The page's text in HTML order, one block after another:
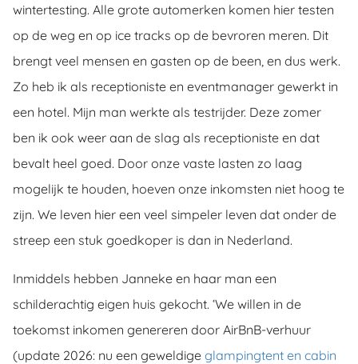
wintertesting. Alle grote automerken komen hier testen
op de weg en op ice tracks op de bevroren meren. Dit
brengt veel mensen en gasten op de been, en dus werk.
Zo heb ik als receptioniste en eventmanager gewerkt in
een hotel. Mijn man werkte als testrijder. Deze zomer
ben ik ook weer aan de slag als receptioniste en dat
bevalt heel goed. Door onze vaste lasten zo laag
mogelijk te houden, hoeven onze inkomsten niet hoog te
zijn. We leven hier een veel simpeler leven dat onder de
streep een stuk goedkoper is dan in Nederland.
Inmiddels hebben Janneke en haar man een
schilderachtig eigen huis gekocht. ‘We willen in de
toekomst inkomen genereren door AirBnB-verhuur
(update 2026: nu een geweldige glampingtent en cabin